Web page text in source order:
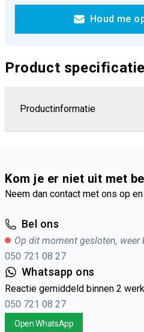
Houd me
Product
Productinformatie
Kom je er niet uit met
Neem dan contact met ons op
Bel ons
Op dit moment gesloten, weer
050 721 08 27
Whatsapp ons
Reactie gemiddeld binnen 2
050 721 08 27
Open WhatsApp